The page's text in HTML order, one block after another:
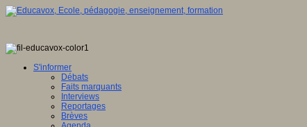
S'informer
Débats
Faits marquants
Interviews
Reportages
Brèves